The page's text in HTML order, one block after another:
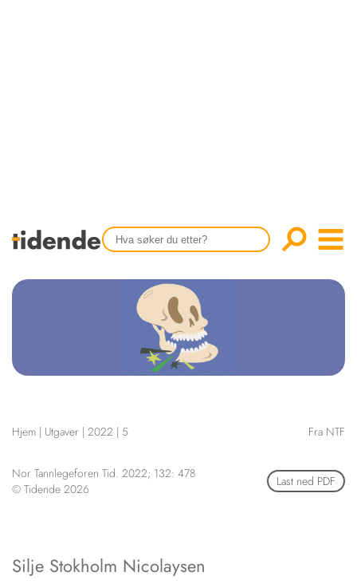
NETTBUTIKK
KURSKALENDER
KJØP & SALG
ANNONSERING
KONTAKT
OM OSS
plan
The editorial board
Hjem | Utgaver | 2022 | 5 Fra NTF
Nor Tannlegeforen Tid. 2022; 132: 478
© Tidende 2026
Last ned PDF
Silje Stokholm Nicolaysen